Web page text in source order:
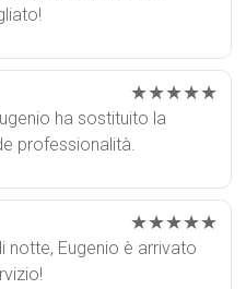
★★★★★
ha sostituito la
professionalità.
★★★★★
notte, Eugenio è arrivato